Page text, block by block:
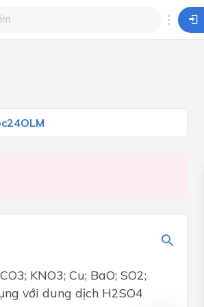
KNO3; Cu; BaO; SO2;
với dung dịch H2SO4